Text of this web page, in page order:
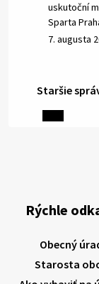
uskutoční
Sparta
7. augusta
6. augusta
výdatnosti
6. augusta
Staršie
Rýchle
Obecný
Starosta